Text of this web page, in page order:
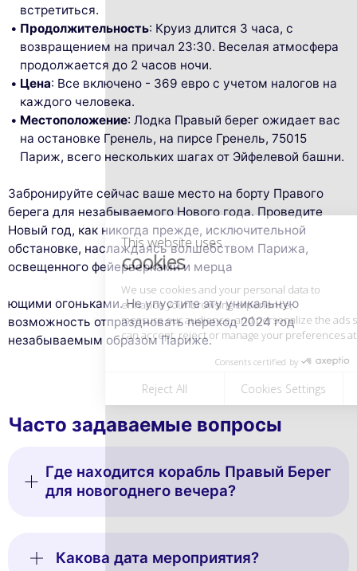
This website uses
cookies
We use cookies and your personal data to
enhance your browsing experience,
measure our audience, and personalize the ads shown to you. You
can accept, reject or manage your preferences at any time.
Consents certified by
Cookies Settings Accept and close
встретиться.
Продолжительность: Круиз длится 3 часа, с
возвращением на причал 23:30. Веселая атмосфера
продолжается до 2 часов ночи.
Цена: Все включено - 369 евро с учетом налогов на
каждого человека.
Местоположение: Лодка Правый берег ожидает вас
на остановке Гренель, на пирсе Гренель, 75015
Париж, всего нескольких шагах от Эйфелевой башни.
Забронируйте сейчас ваше место на борту Правого
берега для незабываемого Нового года. Проведите
Новый год, как никогда прежде, исключительной
обстановке, наслаждаясь волшебством Парижа,
освещенного фейерверками и мерца
ющими огоньками. Не упустите эту уникальную
возможность отпраздновать переход 2024 год
незабываемым образом Париже.
Часто задаваемые вопросы
Где находится корабль Правый Берег
для новогоднего вечера?
Какова дата мероприятия?